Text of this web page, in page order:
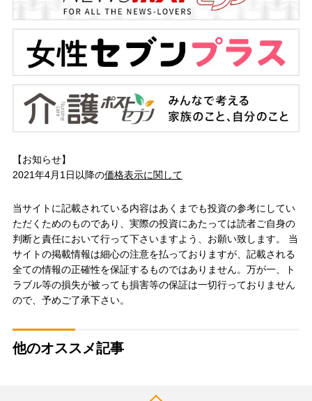
【お知らせ】
2021年4月1日以降の価格表示に関して
当サイトに記載されている内容はあくまでも投資の参考にしてい
ただくためのものであり、実際の投資にあたっては読者ご自身の
判断と責任において行って下さいますよう、お願い致します。 当
サイトの掲載情報は細心の注意を払っておりますが、記載される
全ての情報の正確性を保証するものではありません。万が一、ト
ラブル等の損失が被っても損害等の保証は一切行っておりません
ので、予めご了承下さい。
他のオススメ記事